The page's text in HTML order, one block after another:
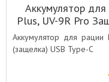
Аккумулятор
Plus, UV-9R Pro
Аккумулятор для рации
(защелка) USB Type-C